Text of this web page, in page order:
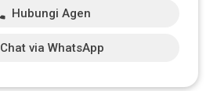
Hubungi Agen
Chat via WhatsApp